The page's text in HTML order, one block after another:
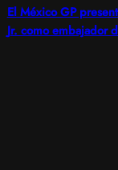
El México GP
Jr. como embajador